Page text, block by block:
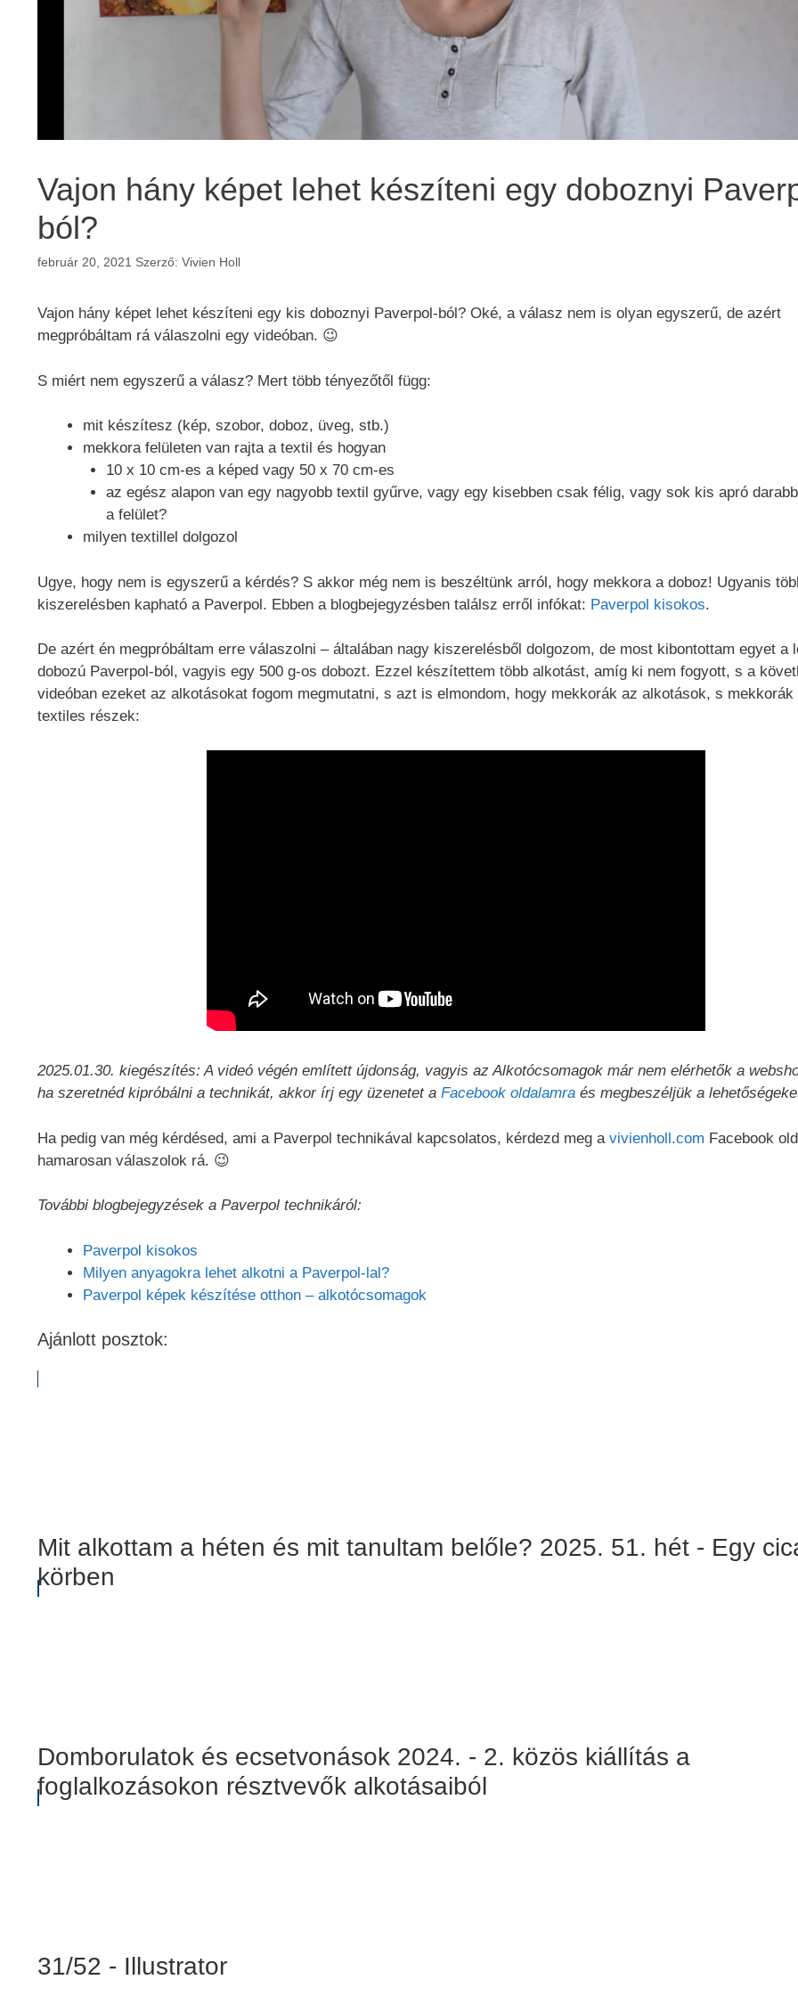
Vajon hány képet lehet készíteni egy doboznyi
ból?
február 20, 2021 Szerző: Vivien Holl
Vajon hány képet lehet készíteni egy kis doboznyi Paverpol-ból? Oké, a válasz nem is olyan egyszerű, de azért
megpróbáltam rá válaszolni egy videóban. 😉
S miért nem egyszerű a válasz? Mert több tényezőtől függ:
mit készítesz (kép, szobor, doboz, üveg, stb.)
mekkora felületen van rajta a textil és hogyan
10 x 10 cm-es a képed vagy 50 x 70 cm-es
az egész alapon van egy nagyobb textil gyűrve, vagy egy kisebben csak félig, vagy sok kis apró
a felület?
milyen textillel dolgozol
Ugye, hogy nem is egyszerű a kérdés? S akkor még nem is beszéltünk arról, hogy mekkora a doboz! Ugyanis
kiszerelésben kapható a Paverpol. Ebben a blogbejegyzésben találsz erről infókat: Paverpol kisokos.
De azért én megpróbáltam erre válaszolni – általában nagy kiszerelésből dolgozom, de most kibontottam egyet a
dobozú Paverpol-ból, vagyis egy 500 g-os dobozt. Ezzel készítettem több alkotást, amíg ki nem fogyott, s a
videóban ezeket az alkotásokat fogom megmutatni, s azt is elmondom, hogy mekkorák az alkotások, s mekkorák
textiles részek:
2025.01.30. kiegészítés: A videó végén említett újdonság, vagyis az Alkotócsomagok már nem elérhetők a
ha szeretnéd kipróbálni a technikát, akkor írj egy üzenetet a Facebook oldalamra és megbeszéljük a
Ha pedig van még kérdésed, ami a Paverpol technikával kapcsolatos, kérdezd meg a vivienholl.com Facebook
hamarosan válaszolok rá. 😉
További blogbejegyzések a Paverpol technikáról:
Paverpol kisokos
Milyen anyagokra lehet alkotni a Paverpol-lal?
Paverpol képek készítése otthon – alkotócsomagok
Ajánlott posztok:
Mit alkottam a héten és mit tanultam belőle? 2025. 51. hét - Egy
körben
Domborulatok és ecsetvonások 2024. - 2. közös kiállítás a
foglalkozásokon résztvevők alkotásaiból
31/52 - Illustrator